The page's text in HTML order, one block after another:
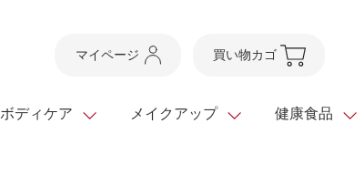
マイページ 買い物カゴ
ボディケア メイクアップ 健康食品